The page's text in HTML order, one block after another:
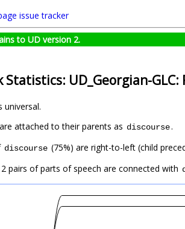
issue tracker
to UD version 2.
Statistics: UD_Georgian-
universal.
attached to their parents as discourse.
discourse (75%) are right-to-left (child
pairs of parts of speech are connected with